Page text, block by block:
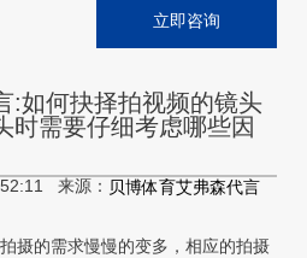
立即咨询
:如何抉择拍视频的镜头
时需要仔细考虑哪些因
来源： 贝博体育艾弗森代言
的需求慢慢的变多，相应的拍摄